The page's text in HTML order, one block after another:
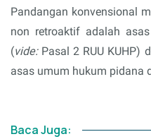
Pandangan konvensional
non retroaktif adalah
(vide:Pasal 2 RUU KUHP)
asas umum hukum pidana
Baca Juga: